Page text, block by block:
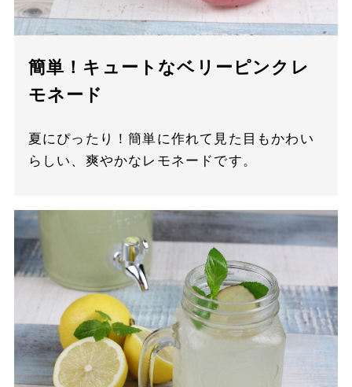
簡単！キュートなベリーピンクレ
モネード
夏にぴったり！簡単に作れて見た目もかわい
らしい、爽やかなレモネードです。